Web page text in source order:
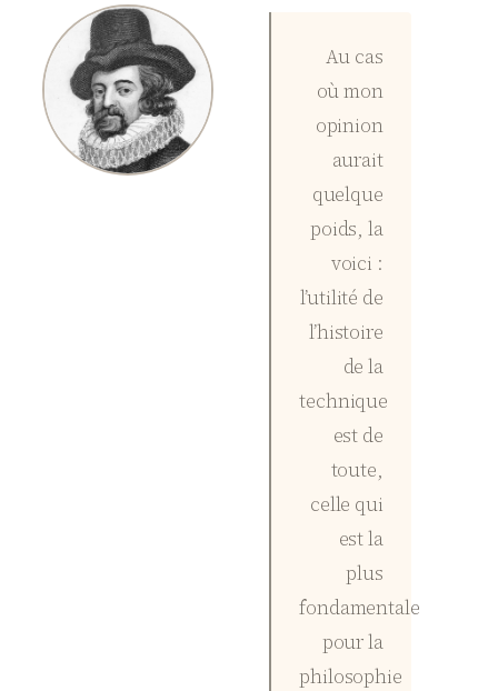
Au cas
où mon
opinion
aurait
quelque
poids, la
voici :
l’utilité de
l’histoire
de la
technique
est de
toute,
celle qui
est la
plus
fondamentale
pour la
philosophie